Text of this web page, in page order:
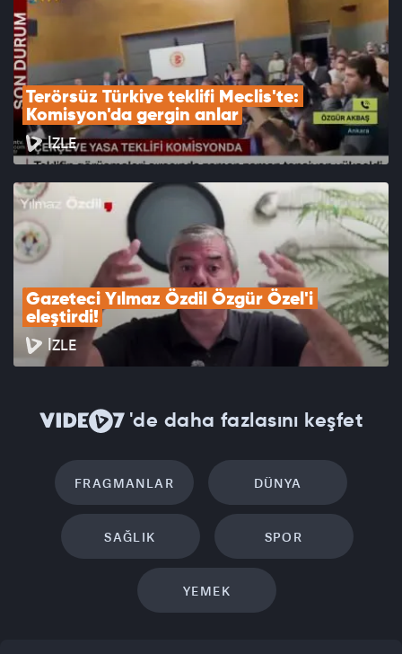
Terörsüz Türkiye teklifi Meclis'te:
Komisyon'da gergin anlar
İZLE
Gazeteci Yılmaz Özdil Özgür Özel'i
eleştirdi!
İZLE
'de daha fazlasını keşfet
FRAGMANLAR DÜNYA
SAĞLIK SPOR
YEMEK